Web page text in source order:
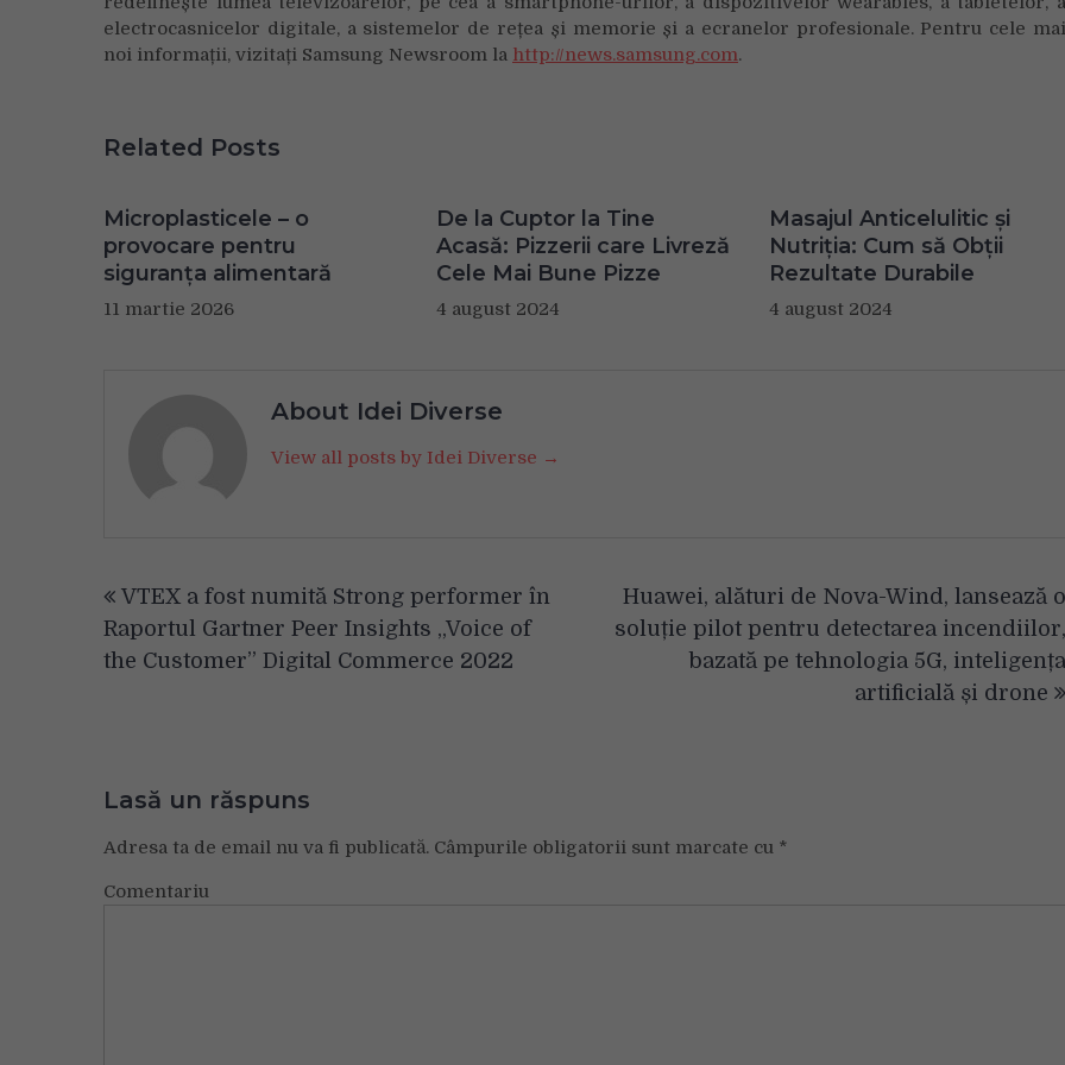
electrocasnicelor digitale, a sistemelor de rețea și memorie și a ecranelor profesionale. Pentru cele mai
noi informații, vizitați Samsung Newsroom la http://news.samsung.com.
Related Posts
Microplasticele – o
provocare pentru
siguranța alimentară
11 martie 2026
De la Cuptor la Tine
Acasă: Pizzerii care Livreză
Cele Mai Bune Pizze
4 august 2024
Masajul Anticelulitic și
Nutriția: Cum să Obții
Rezultate Durabile
4 august 2024
About Idei Diverse
View all posts by Idei Diverse →
în
articole
VTEX a fost numită Strong performer în
Raportul Gartner Peer Insights „Voice of
the Customer” Digital Commerce 2022
Huawei, alături de Nova-Wind, lansează o
soluție pilot pentru detectarea incendiilor,
bazată pe tehnologia 5G, inteligența
artificială și drone
Lasă un răspuns
Adresa ta de email nu va fi publicată. Câmpurile obligatorii sunt marcate cu *
Comentariu